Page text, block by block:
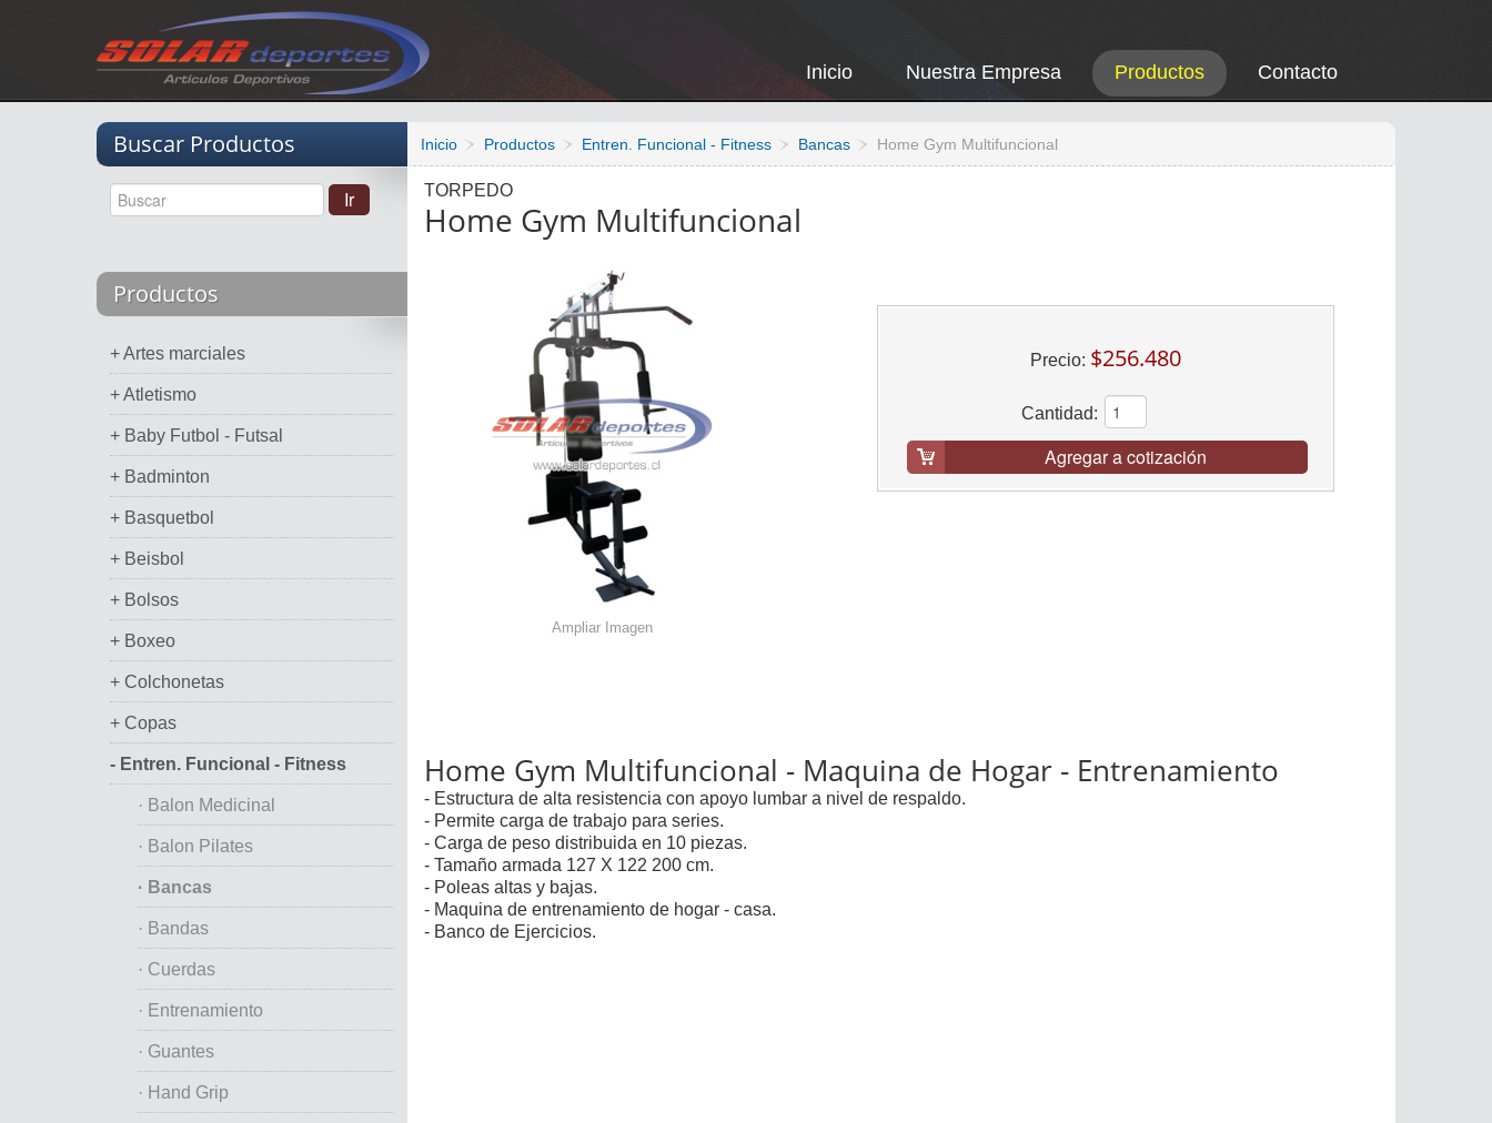
Inicio Nuestra Empresa Productos Contacto
Buscar Productos
Productos
+ Artes marciales
+ Atletismo
+ Baby Futbol - Futsal
+ Badminton
+ Basquetbol
+ Beisbol
+ Bolsos
+ Boxeo
+ Colchonetas
+ Copas
- Entren. Funcional - Fitness
· Balon Medicinal
· Balon Pilates
· Bancas
· Bandas
· Cuerdas
· Entrenamiento
· Guantes
· Hand Grip
Inicio Productos Entren. Funcional - Fitness Bancas Home Gym Multifuncional
TORPEDO
Home Gym Multifuncional
Precio: $256.480
Cantidad:
Agregar a cotización
Ampliar Imagen
Home Gym Multifuncional - Maquina de Hogar - Entrenamiento
- Estructura de alta resistencia con apoyo lumbar a nivel de respaldo.
- Permite carga de trabajo para series.
- Carga de peso distribuida en 10 piezas.
- Tamaño armada 127 X 122 200 cm.
- Poleas altas y bajas.
- Maquina de entrenamiento de hogar - casa.
- Banco de Ejercicios.